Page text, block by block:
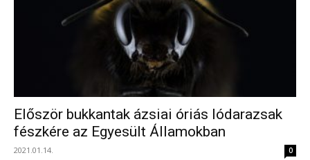
Először bukkantak ázsiai óriás lódarazsak
fészkére az Egyesült Államokban
2021.01.14. 0